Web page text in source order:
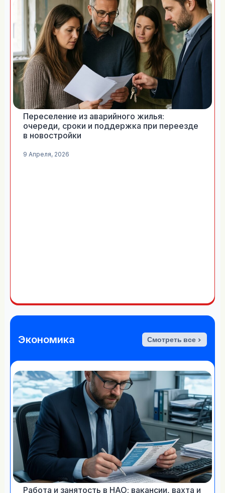
Переселение из аварийного жилья:
очереди, сроки и поддержка при переезде
в новостройки
9 Апреля, 2026
Экономика Смотреть все >
Работа и занятость в НАО: вакансии, вахта и